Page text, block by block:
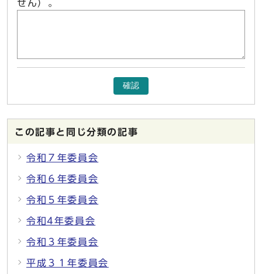
せん）。
確認
この記事と同じ分類の記事
令和７年委員会
令和６年委員会
令和５年委員会
令和4年委員会
令和３年委員会
平成３１年委員会